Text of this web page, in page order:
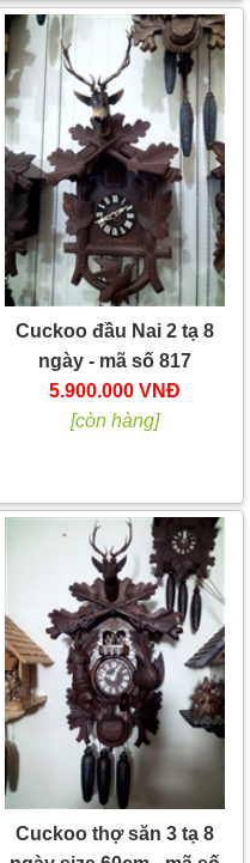
Cuckoo đầu Nai 2 tạ 8
ngày - mã số 817
5.900.000 VNĐ
[còn hàng]
Cuckoo thợ săn 3 tạ 8